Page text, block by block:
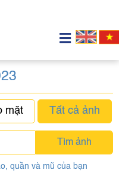
mặt Tất cả ảnh
Tìm ảnh
quần và mũ của bạn